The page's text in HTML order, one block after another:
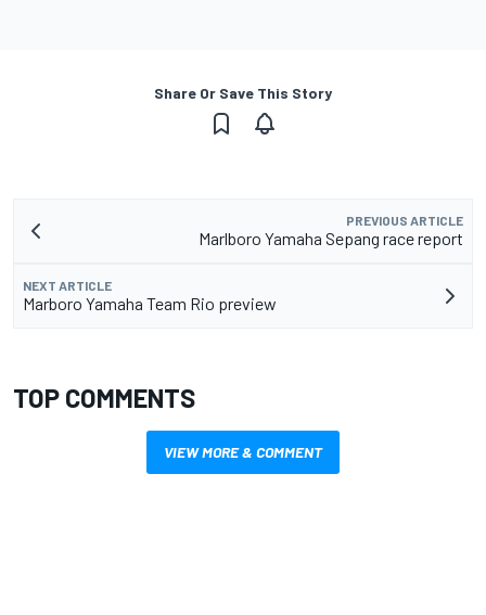
Share Or Save This Story
PREVIOUS ARTICLE
Marlboro Yamaha Sepang race report
NEXT ARTICLE
Marboro Yamaha Team Rio preview
TOP COMMENTS
VIEW MORE & COMMENT